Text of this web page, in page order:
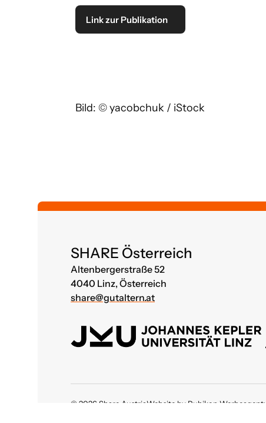
Link zur Publikation
Bild: © yacobchuk / iStock
SHARE Österreich
Altenbergerstraße 52
4040 Linz, Österreich
share@gutaltern.at
© 2026 Share AustriaWebsite by Rubikon